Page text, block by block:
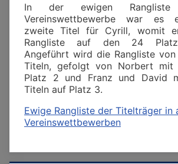
In der ewigen
Vereinswettbewerbe war es
zweite Titel für Cyrill, womit
Rangliste auf den 24 Platz
Angeführt wird die Rangliste von
Titeln, gefolgt von Norbert mit
Platz 2 und Franz und David
Titeln auf Platz 3.
Ewige Rangliste der Titelträger in
Vereinswettbewerben